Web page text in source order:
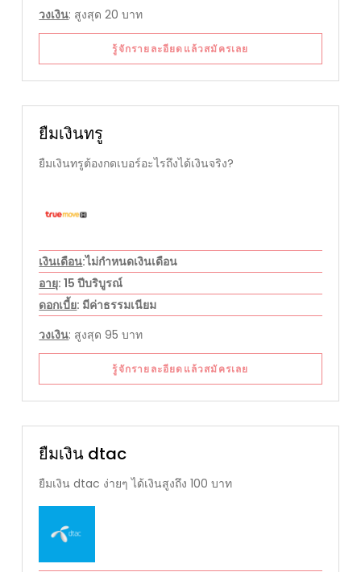
วงเงิน: สูงสุด 20 บาท
รู้จักรายละอียดแล้วสมัครเลย
ยืมเงินทรู
ยืมเงินทรูต้องกดเบอร์อะไรถึงได้เงินจริง?
เงินเดือน:ไม่กำหนดเงินเดือน
อายุ: 15 ปีบริบูรณ์
ดอกเบี้ย: มีค่าธรรมเนียม
วงเงิน: สูงสุด 95 บาท
รู้จักรายละอียดแล้วสมัครเลย
ยืมเงิน dtac
ยืมเงิน dtac ง่ายๆ ได้เงินสูงถึง 100 บาท